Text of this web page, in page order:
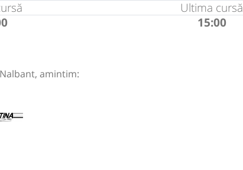
Ultima cursă
15:00
amintim: